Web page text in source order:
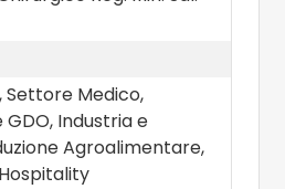
Medico,
GDO, Industria e
Agroalimentare,